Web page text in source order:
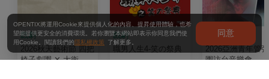
戲劇
2026秋天藝術節 四把
椅子劇團 ✕ 大衛．吉
戲劇
職男人生4-笑の祭典
音樂
2026亞洲青年管
團訪台音樂會
OPENTIX將運用Cookie來提供個人化的內容、提昇使用體驗，也希
望能提供更安全的消費環境。若你瀏覽本網站即表示你同意我們使
用Cookie。閱讀我們的隱私權政策 了解更多。
同意